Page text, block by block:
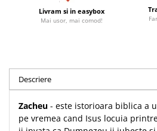
Instrumente teologice
Dictionare
Enciclopedii
Literatura
Biografii
Accesorii birou
Rame foto
Puzzle
Sacoșă
Semne de carte
TablouriLivram si in easybox
Mai usor, mai comod!
Descriere
Zacheu - este istorioara biblica a
pe vremea cand Isus locuia